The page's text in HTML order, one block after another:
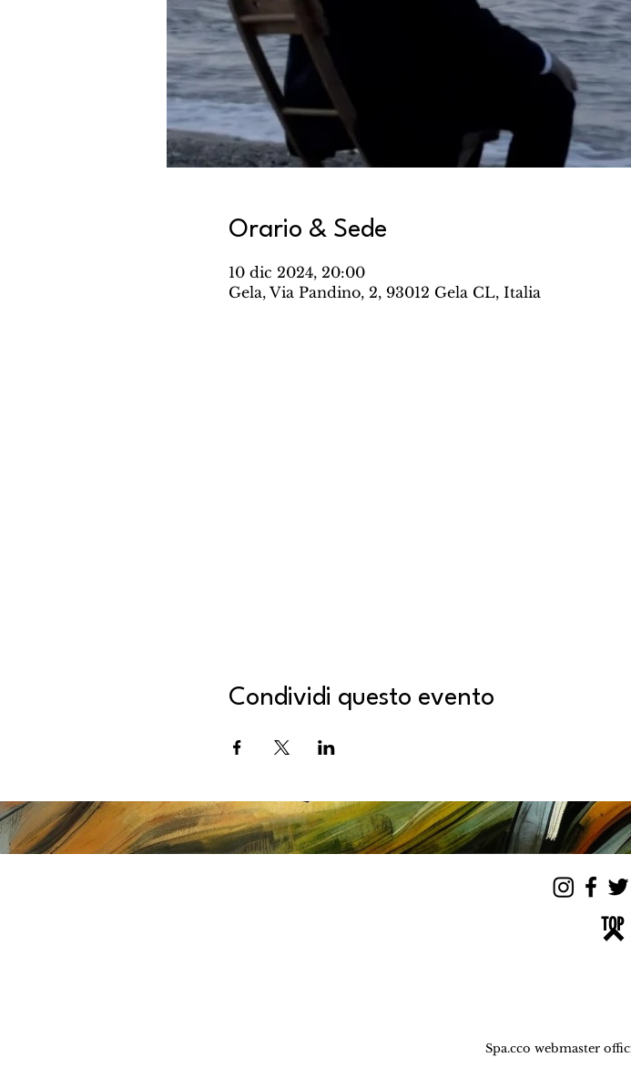
Orario & Sede
10 dic 2024, 20:00
Gela, Via Pandino, 2, 93012 Gela CL, Italia
Condividi questo evento
TOP
Spa.cco webmaster